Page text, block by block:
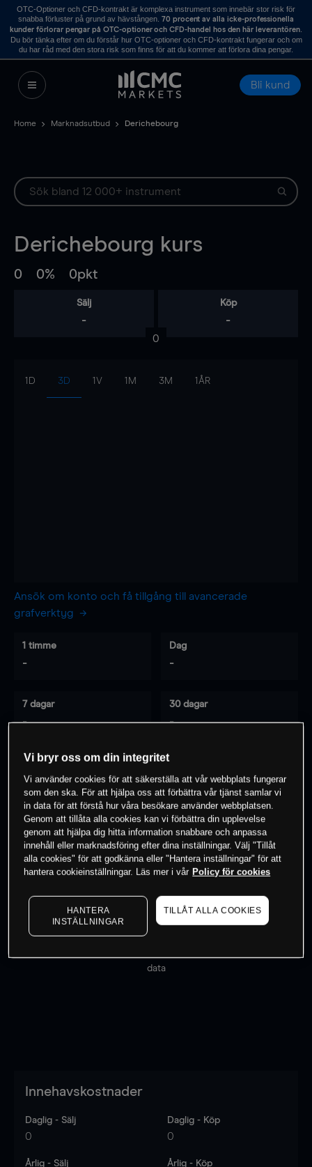
OTC-Optioner och CFD-kontrakt är komplexa instrument som innebär stor risk för
snabba förluster på grund av hävstången. 70 procent av alla icke-professionella
kunder förlorar pengar på OTC-optioner och CFD-handel hos den här leverantören.
Du bör tänka efter om du förstår hur OTC-optioner och CFD-kontrakt fungerar och om
du har råd med den stora risk som finns för att du kommer att förlora dina pengar.
Bli kund
Home Marknadsutbud Derichebourg
Derichebourg kurs
0 0% 0pkt
Sälj
-
Köp
-
0
1D 3D 1V 1M 3M 1ÅR
Ansök om konto och få tillgång till avancerade
grafverktyg
1 timme
-
Dag
-
7 dagar
-
30 dagar
-
0% av kunderna har enposition i detta
instrument
Börja handla
Priserna är endast vägledande.
data
Innehavskostnader
Daglig - Sälj
0
Daglig - Köp
0
Årlig - Sälj Årlig - Köp
Vi bryr oss om din integritet
Vi använder cookies för att säkerställa att vår webbplats fungerar
som den ska. För att hjälpa oss att förbättra vår tjänst samlar vi
in data för att förstå hur våra besökare använder webbplatsen.
Genom att tillåta alla cookies kan vi förbättra din upplevelse
genom att hjälpa dig hitta information snabbare och anpassa
innehåll eller marknadsföring efter dina inställningar. Välj "Tillåt
alla cookies" för att godkänna eller "Hantera inställningar" för att
hantera cookieinställningar. Läs mer i vår Policy för cookies
HANTERA
INSTÄLLNINGAR
TILLÅT ALLA COOKIES